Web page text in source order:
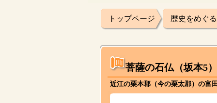
トップページ 歴史をめぐ
菩薩の石仏（坂本5）
近江の栗本郡（今の栗太郡）の富